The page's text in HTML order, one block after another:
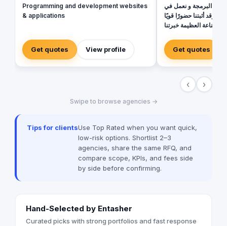
Programming and development websites
& applications
Get quotes View profile
البرمجة و نعمل في
العربية منذ ٢٢ سنة وقد أثبتنا حضورًا قويًا
ونجاحًا باهرًا في هذه الصناعة العظيمة خبرتنا
مع مجموعة كبيرة من
والمشهورة في الأسواق
الخيار الأمثل لتلبية
فريق العمل لدينا هو عبارة عن
في مجالات
Get quotes
‹ ›
Swipe to browse agencies →
Tips for clientsUse Top Rated when you want quick,
low-risk options. Shortlist 2–3
agencies, share the same RFQ, and
compare scope, KPIs, and fees side
by side before confirming.
Hand-Selected by Entasher
Curated picks with strong portfolios and fast response